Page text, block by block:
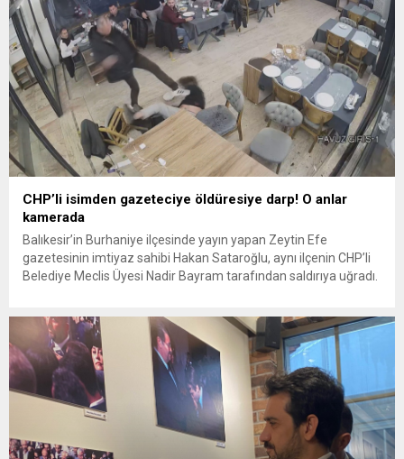
CHP’li isimden gazeteciye öldüresiye darp! O anlar
kamerada
Balıkesir’in Burhaniye ilçesinde yayın yapan Zeytin Efe
gazetesinin imtiyaz sahibi Hakan Sataroğlu, aynı ilçenin CHP’li
Belediye Meclis Üyesi Nadir Bayram tarafından saldırıya uğradı.
Sataroğlu, Burhaniye’nin CHP’li Meclis üyesi Nadir Bayram
tarafından saldırıya uğradı. Saldırı anı ise...